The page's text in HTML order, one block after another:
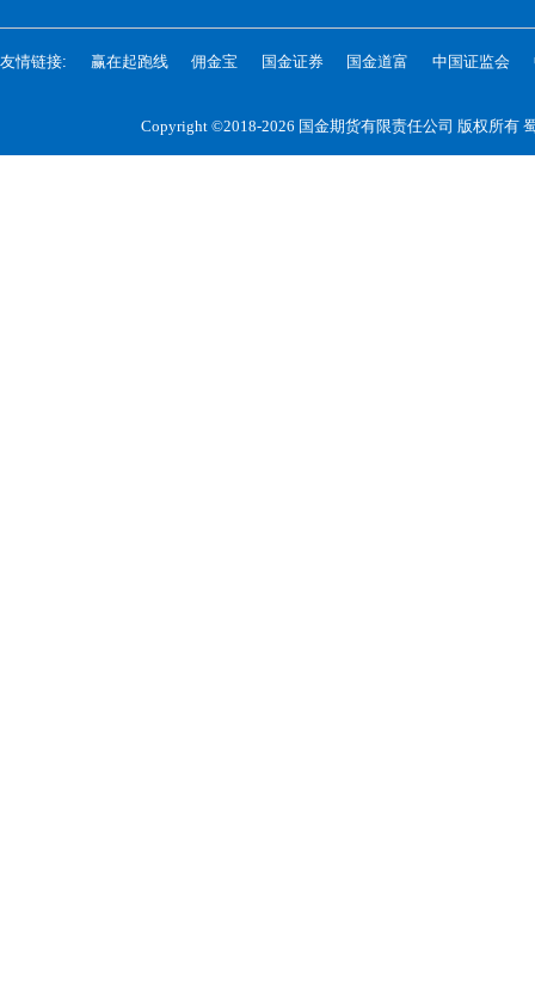
友情链接: 赢在起跑线 佣金宝 国金证券 国金道富 中国证监会
Copyright ©2018-2026 国金期货有限责任公司 版权所有